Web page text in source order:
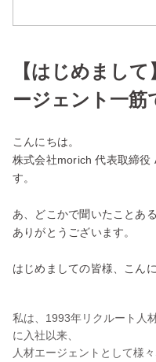
【はじめまし
ージェント一筋
こんにちは。
株式会社morich 代表取締
す。
あ、どこかで聞いたことあ
ありがとうございます。
はじめましての皆様、こんに
私は、1993年リクルート人
に入社以来、
人材エージェントとして様